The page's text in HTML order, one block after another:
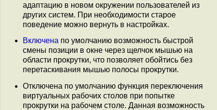
адаптацию в новом окружении пользователей из
других систем. При необходимости старое
поведение можно вернуть в настройках.
Включена по умолчанию возможность быстрой
смены позиции в окне через щелчок мышью на
области прокрутки, что позволяет обойтись без
перетаскивания мышью полосы прокрутки.
Отключена по умолчанию функция переключения
виртуальных рабочих столов при попытке
прокрутки на рабочем столе. Данная возможность